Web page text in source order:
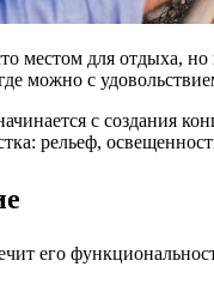
местом для отдыха,
можно с
с создания
рельеф,
его